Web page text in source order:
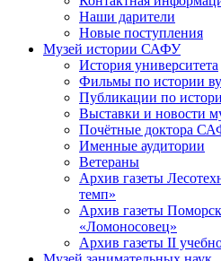
Наши дарители
Новые поступления
Музей истории САФУ
История университета
Фильмы по истории
Публикации по
Выставки и новости
Почётные доктора
Именные аудитории
Ветераны
Архив газеты
темп»
Архив газеты
«Ломоносовец»
Архив газеты II